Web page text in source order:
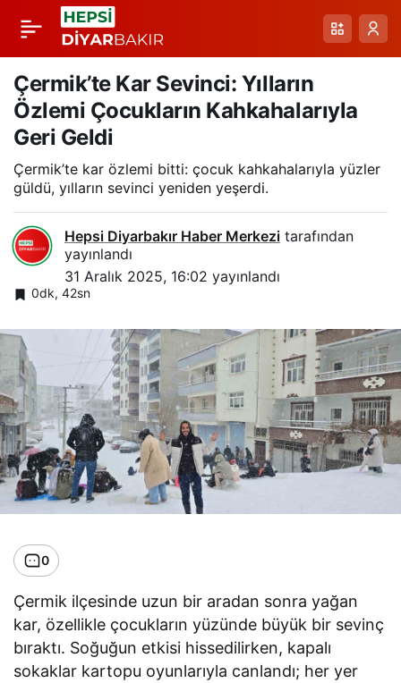
Çermik’te Kar Sevinci: Yılların
Özlemi Çocukların Kahkahalarıyla
Geri Geldi
Çermik’te kar özlemi bitti: çocuk kahkahalarıyla yüzler
güldü, yılların sevinci yeniden yeşerdi.
Hepsi Diyarbakır Haber Merkezi tarafından
yayınlandı
31 Aralık 2025, 16:02 yayınlandı
0dk, 42sn
0
Çermik ilçesinde uzun bir aradan sonra yağan
kar, özellikle çocukların yüzünde büyük bir sevinç
bıraktı. Soğuğun etkisi hissedilirken, kapalı
sokaklar kartopu oyunlarıyla canlandı; her yer
Kulp’ta Buzlanma
Nedeniyle Kaygan
Yolda Transit ve Pikap
Çarpışması Kamerada
Paylaş